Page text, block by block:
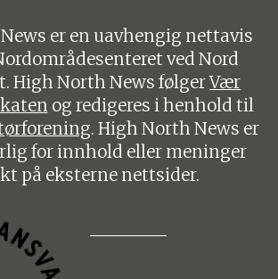
er en uavhengig nettavis
ved Nord
High North News følgerVær
og redigeres i henhold til
. High North News er
for innhold eller meninger
på eksterne nettsider.